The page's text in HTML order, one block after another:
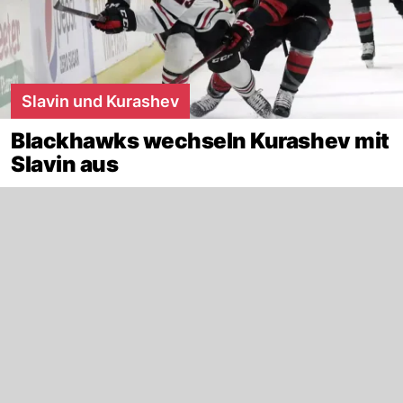
Slavin und Kurashev
Blackhawks wechseln Kurashev mit
Slavin aus